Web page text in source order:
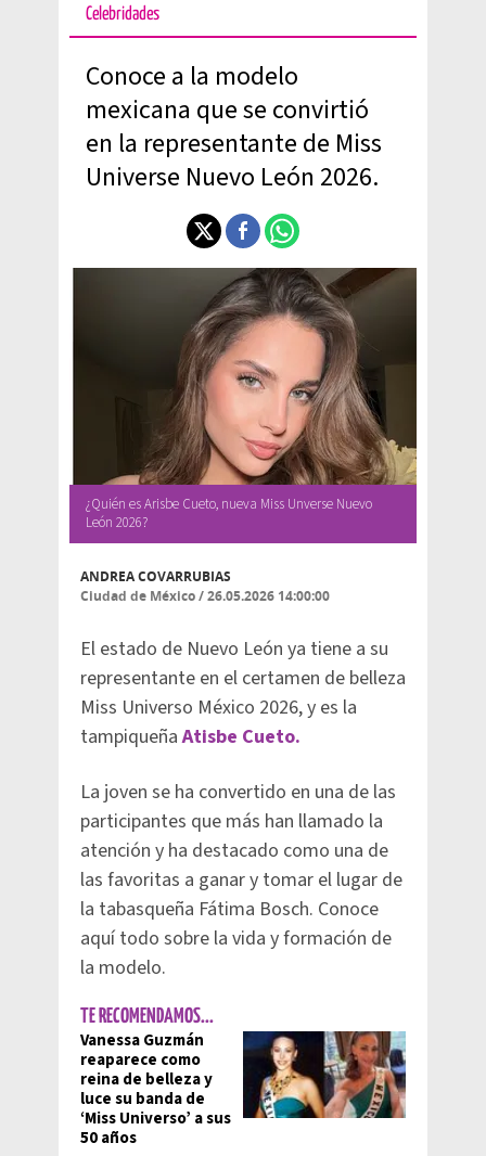
Celebridades
Conoce a la modelo
mexicana que se convirtió
en la representante de Miss
Universe Nuevo León 2026.
¿Quién es Arisbe Cueto, nueva Miss Unverse Nuevo
León 2026?
ANDREA COVARRUBIAS
Ciudad de México/26.05.2026 14:00:00
El estado de Nuevo León ya tiene a su
representante en el certamen de belleza
Miss Universo México 2026, y es la
tampiqueñaAtisbe Cueto.
La joven se ha convertido en una de las
participantes que más han llamado la
atención y ha destacado como una de
las favoritas a ganar y tomar el lugar de
la tabasqueña Fátima Bosch. Conoce
aquí todo sobre la vida y formación de
la modelo.
TE RECOMENDAMOS...
Vanessa Guzmán
reaparece como
reina de belleza y
luce su banda de
‘Miss Universo’ a sus
50 años